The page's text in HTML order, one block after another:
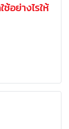
อย่างไรให้